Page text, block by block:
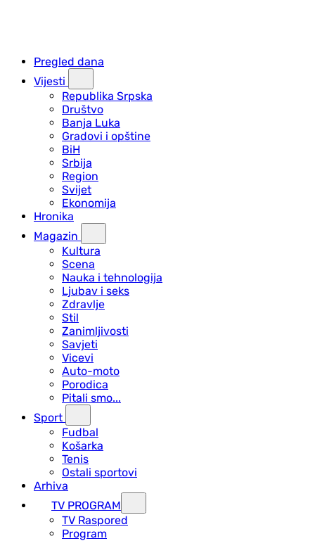
Pregled dana
Vijesti
Republika Srpska
Društvo
Banja Luka
Gradovi i opštine
BiH
Srbija
Region
Svijet
Ekonomija
Hronika
Magazin
Kultura
Scena
Nauka i tehnologija
Ljubav i seks
Zdravlje
Stil
Zanimljivosti
Savjeti
Vicevi
Auto-moto
Porodica
Pitali smo...
Sport
Fudbal
Košarka
Tenis
Ostali sportovi
Arhiva
TV PROGRAM
ТV Raspored
Program